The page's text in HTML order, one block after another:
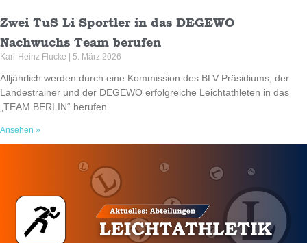
Zwei TuS Li Sportler in das DEGEWO
Nachwuchs Team berufen
Karl-Heinz Flucke 5. März 2026
Alljährlich werden durch eine Kommission des BLV Präsidiums, der
Landestrainer und der DEGEWO erfolgreiche Leichtathleten in das
„TEAM BERLIN“ berufen.
Ansehen »